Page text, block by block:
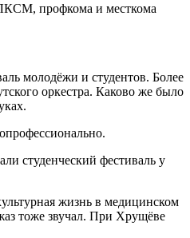
профкома и месткома
молодёжи и студентов. Более
оркестра. Каково же было
студенческий фестиваль у
жизнь в медицинском
тоже звучал. При Хрущёве